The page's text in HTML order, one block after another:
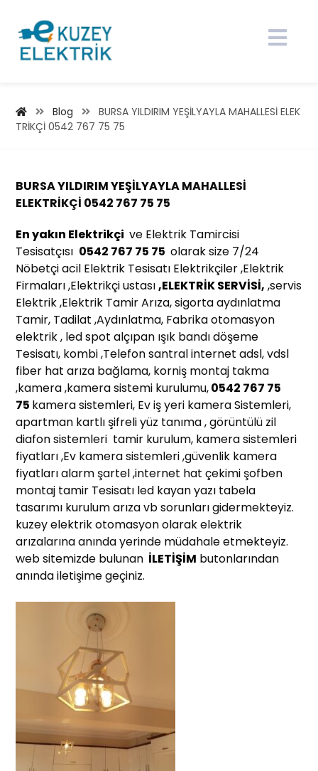
Blog
BURSA YILDIRIM YEŞİLYAYLA MAHALLESİ ELEK
TRİKÇİ 0542 767 75 75
BURSA YILDIRIM YEŞİLYAYLA MAHALLESİ
ELEKTRİKÇİ 0542 767 75 75
En yakın Elektrikçi ve Elektrik Tamircisi
Tesisatçısı 0542 767 75 75 olarak size 7/24
Nöbetçi acil Elektrik Tesisatı Elektrikçiler ,Elektrik
Firmaları ,Elektrikçi ustası,ELEKTRİK SERVİSİ, ,servis
Elektrik ,Elektrik Tamir Arıza, sigorta aydınlatma
Tamir, Tadilat ,Aydınlatma, Fabrika otomasyon
elektrik , led spot alçıpan ışık bandı döşeme
Tesisatı, kombi ,Telefon santral internet adsl, vdsl
fiber hat arıza bağlama, korniş montaj takma
,kamera ,kamera sistemi kurulumu,0542 767 75
75 kamera sistemleri, Ev iş yeri kamera Sistemleri,
apartman kartlı şifreli yüz tanıma , görüntülü zil
diafon sistemleri tamir kurulum, kamera sistemleri
fiyatları ,Ev kamera sistemleri ,güvenlik kamera
fiyatları alarm şartel ,internet hat çekimi şofben
montaj tamir Tesisatı led kayan yazı tabela
tasarımı kurulum arıza vb sorunları gidermekteyiz.
kuzey elektrik otomasyon olarak elektrik
arızalarına anında yerinde müdahale etmekteyiz.
web sitemizde bulunan İLETİŞİM butonlarından
anında iletişime geçiniz.